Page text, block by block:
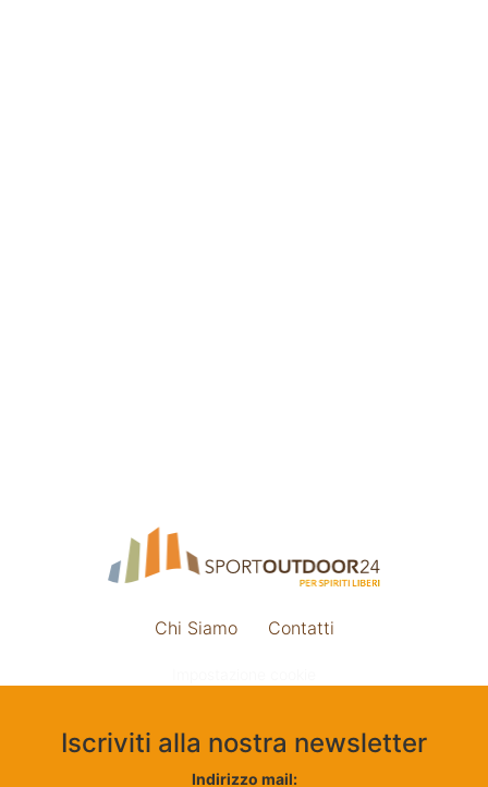
Chi Siamo Contatti
Iscriviti alla nostra newsletter
Indirizzo mail: